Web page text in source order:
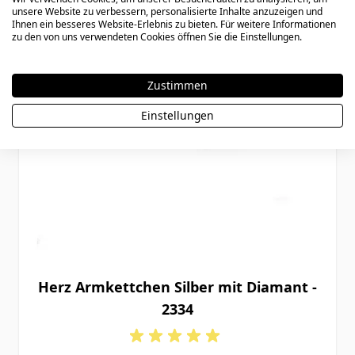
Herz Armkettchen Silber mit Diamant -
2334
unsere Website zu verbessern, personalisierte Inhalte anzuzeigen und
Ihnen ein besseres Website-Erlebnis zu bieten. Für weitere Informationen
zu den von uns verwendeten Cookies öffnen Sie die Einstellungen.
Zustimmen
Einstellungen